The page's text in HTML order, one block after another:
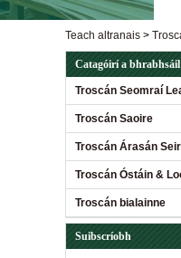
Teach altranais >
Catagóirí a bhrabhsáil
Troscán Seomraí
Troscán Saoire
Troscán Árasán
Troscán Óstáin &
Troscán bialainne
Suibscríobh